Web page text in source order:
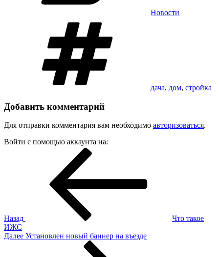
Новости
дача, дом, стройка
Добавить комментарий
Для отправки комментария вам необходимо авторизоваться.
Войти с помощью аккаунта на:
Назад
Что такое
ИЖС
Следующая
Далее Установлен новый баннер на въезде